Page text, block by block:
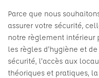
Parce que nous
assurer votre sécurité,
notre règlement intérieur
les règles d’hygiène et
sécurité, l’accès aux
théoriques et pratiques,